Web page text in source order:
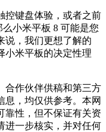
控键盘体验，或者之前
小米平板 8 可能是您
说，我们更想了解的
小米平板的决定性理
合作伙伴供稿和第三方
息，均仅供参考。本网
靠性，但不保证有关资
进一步核实，并对任何